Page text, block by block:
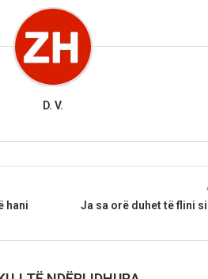
D. V.
hani
Ja sa orë duhet të flini